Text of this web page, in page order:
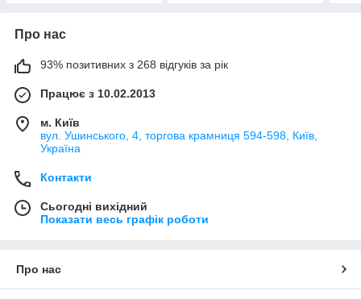
Про нас
93% позитивних з 268 відгуків за рік
Працює з 10.02.2013
м. Київ
вул. Ушинського, 4, торгова крамниця 594-598, Київ,
Україна
Контакти
Сьогодні вихідний
Показати весь графік роботи
Про нас